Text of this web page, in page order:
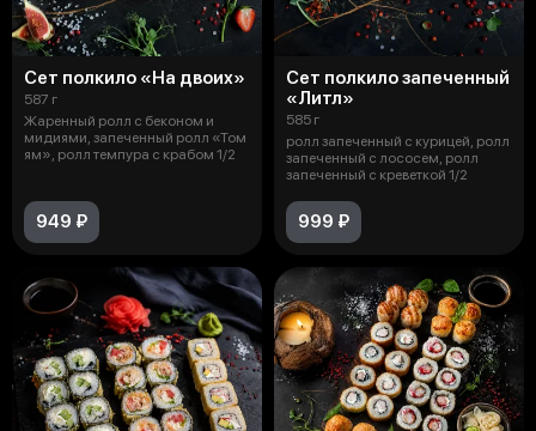
Сет полкило «На двоих»
587 г
Жаренный ролл с беконом и
мидиями, запеченный ролл «Том
ям», ролл темпура с крабом 1/2
949 ₽
Сет полкило запеченный
«Литл»
585 г
ролл запеченный с курицей, ролл
запеченный с лососем, ролл
запеченный с креветкой 1/2
999 ₽